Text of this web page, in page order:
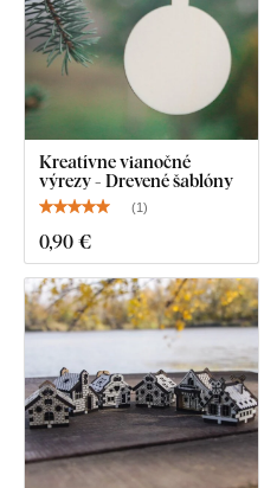
Kreatívne vianočné
výrezy - Drevené šablóny
(1)
0,90 €